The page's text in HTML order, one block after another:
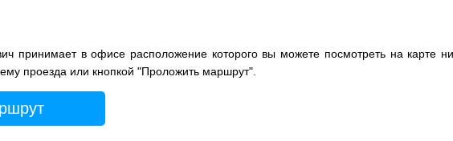
принимает в офисе расположение которого вы можете посмотреть на карте
проезда или кнопкой "Проложить маршрут".